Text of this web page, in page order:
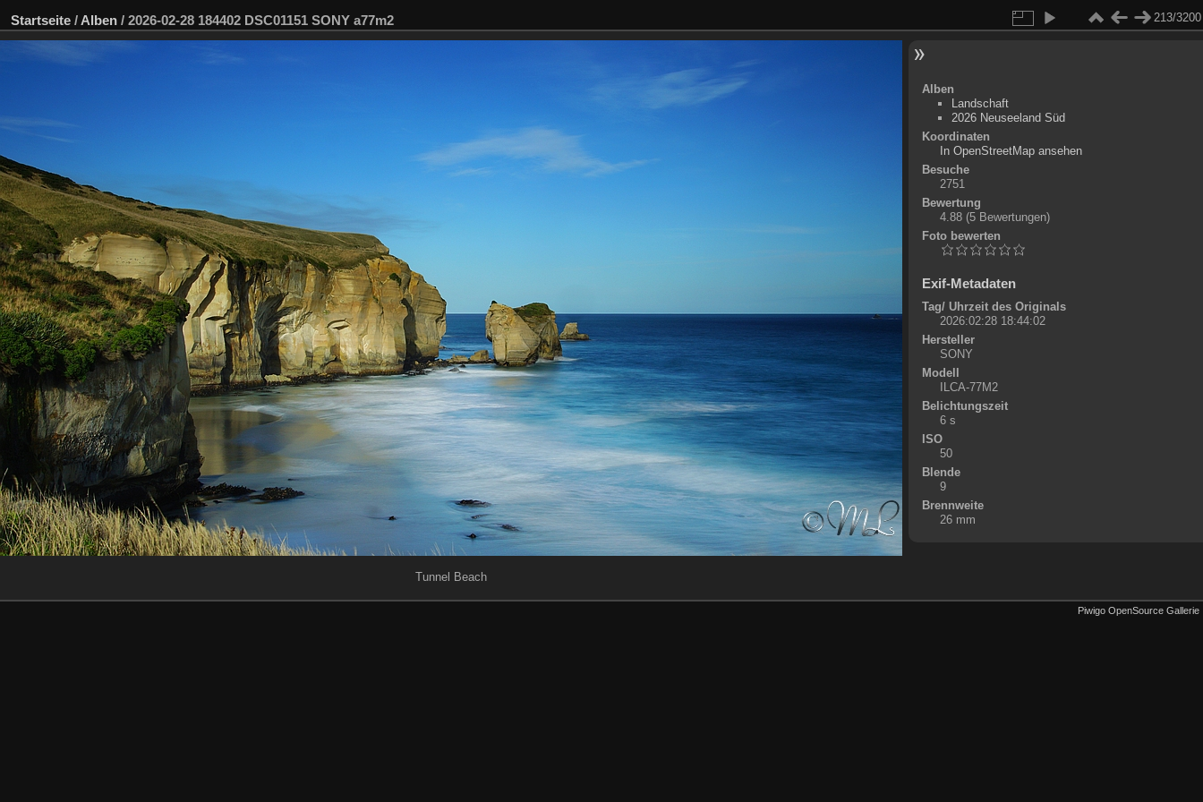
Startseite / Alben / 2026-02-28 184402 DSC01151 SONY a77m2 213/3200
Tunnel Beach
Alben
Landschaft
2026 Neuseeland Süd
Koordinaten
+
-
In OpenStreetMap ansehen
Besuche
2751
Bewertung
4.88 (5 Bewertungen)
Foto bewerten
Exif-Metadaten
Tag/ Uhrzeit des Originals
2026:02:28 18:44:02
Hersteller
SONY
Modell
ILCA-77M2
Belichtungszeit
6 s
ISO
50
Blende
9
Brennweite
26 mm
Piwigo OpenSource Gallerie